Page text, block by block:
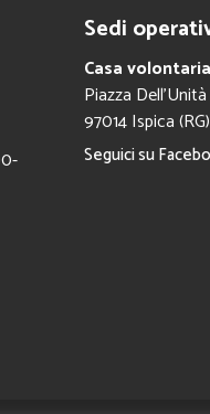
Sedi
Casa
Piazza
97014 Ispica (RG)
Seguici su